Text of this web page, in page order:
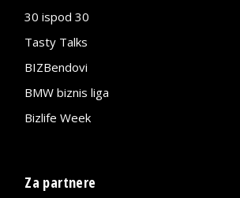
30 ispod 30
Tasty Talks
BIZBendovi
BMW biznis liga
Bizlife Week
Za partnere